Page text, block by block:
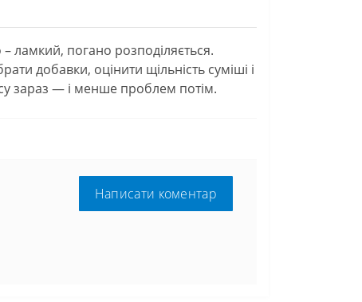
ламкий, погано розподіляється.
добавки, оцінити щільність суміші і
зараз — і менше проблем потім.
Написати коментар